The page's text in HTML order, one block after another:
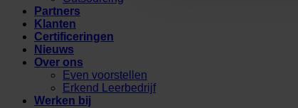
Partners
Klanten
Certificeringen
Nieuws
Over ons
Even voorstellen
Erkend Leerbedrijf
Werken bij